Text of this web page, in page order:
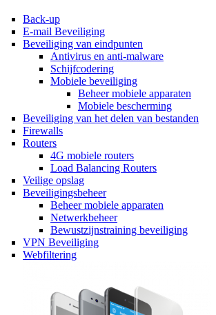
Back-up
E-mail Beveiliging
Beveiliging van eindpunten
Antivirus en anti-malware
Schijfcodering
Mobiele beveiliging
Beheer mobiele apparaten
Mobiele bescherming
Beveiliging van het delen van bestanden
Firewalls
Routers
4G mobiele routers
Load Balancing Routers
Veilige opslag
Beveiligingsbeheer
Beheer mobiele apparaten
Netwerkbeheer
Bewustzijnstraining beveiliging
VPN Beveiliging
Webfiltering